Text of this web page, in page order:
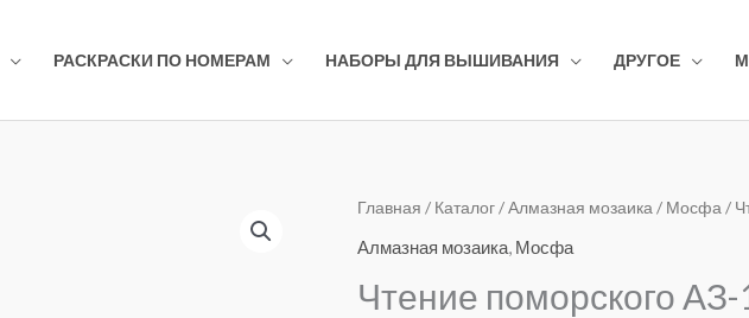
РАСКРАСКИ ПО НОМЕРАМ НАБОРЫ ДЛЯ ВЫШИВАНИЯ ДРУГОЕ
Главная / Каталог/Алмазная мозаика / Мосфа /
Алмазная мозаика, Мосфа
Чтение поморского АЗ-
Количество
товара
поморского